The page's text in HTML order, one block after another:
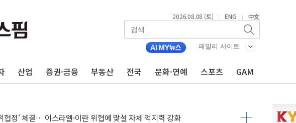
2026.08.08 (토) | ENG | 中文
패밀리 사이트
산업 증권·금융 부동산 전국 문화·연예 스포츠 GAM
준 금리 인상 가능성 낮아지며 상승… STOXX 600 지수는 나흘 연속 최고치
정' 체결… 이스라엘·이란 위협에 맞설 자체 억지력 강화